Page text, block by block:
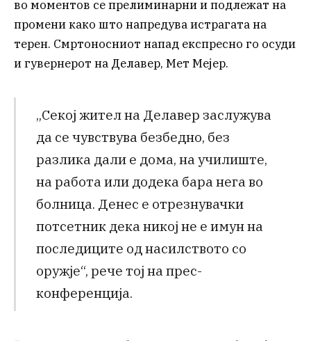
во моментов се прелиминарни и подлежат на
промени како што напредува истрагата на
терен. Смртоносниот напад експресно го осуди
и гувернерот на Делавер, Мет Мејер.
„Секој жител на Делавер заслужува
да се чувствува безбедно, без
разлика дали е дома, на училиште,
на работа или додека бара нега во
болница. Денес е отрезнувачки
потсетник дека никој не е имун на
последиците од насилството со
оружје“, рече тој на прес-
конференција.